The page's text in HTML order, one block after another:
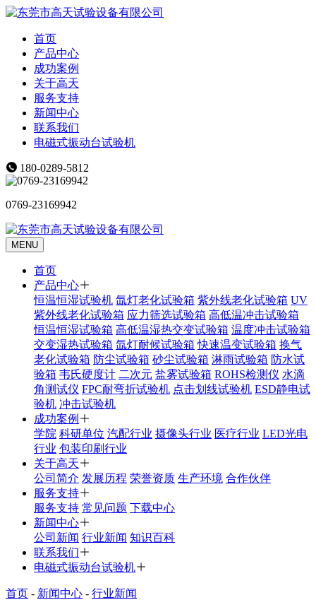
首页
产品中心
成功案例
关于高天
服务支持
新闻中心
联系我们
电磁式振动台试验机
180-0289-5812
0769-23169942
MENU
首页
产品中心
恒温恒湿试验机 氙灯老化试验箱 紫外线老化试验箱 UV
紫外线老化试验箱 应力筛选试验箱 高低温冲击试验箱
恒温恒湿试验箱 高低温湿热交变试验箱 温度冲击试验箱
交变湿热试验箱 氙灯耐候试验箱 快速温变试验箱 换气
老化试验箱 防尘试验箱 砂尘试验箱 淋雨试验箱 防水试
验箱 韦氏硬度计 二次元 盐雾试验箱 ROHS检测仪 水滴
角测试仪 FPC耐弯折试验机 点击划线试验机 ESD静电试
验机 冲击试验机
成功案例
学院 科研单位 汽配行业 摄像头行业 医疗行业 LED光电
行业 包装印刷行业
关于高天
公司简介 发展历程 荣誉资质 生产环境 合作伙伴
服务支持
服务支持 常见问题 下载中心
新闻中心
公司新闻 行业新闻 知识百科
联系我们
电磁式振动台试验机
首页 - 新闻中心 - 行业新闻